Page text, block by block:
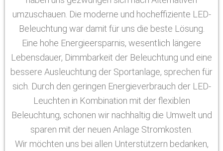
umzuschauen. Die moderne und hocheffiziente LED-
Beleuchtung war damit für uns die beste Lösung.
Eine hohe Energieersparnis, wesentlich längere
Lebensdauer, Dimmbarkeit der Beleuchtung und eine
bessere Ausleuchtung der Sportanlage, sprechen für
sich. Durch den geringen Energieverbrauch der LED-
Leuchten in Kombination mit der flexiblen
Beleuchtung, schonen wir nachhaltig die Umwelt und
sparen mit der neuen Anlage Stromkosten.
Wir möchten uns bei allen Unterstützern bedanken,